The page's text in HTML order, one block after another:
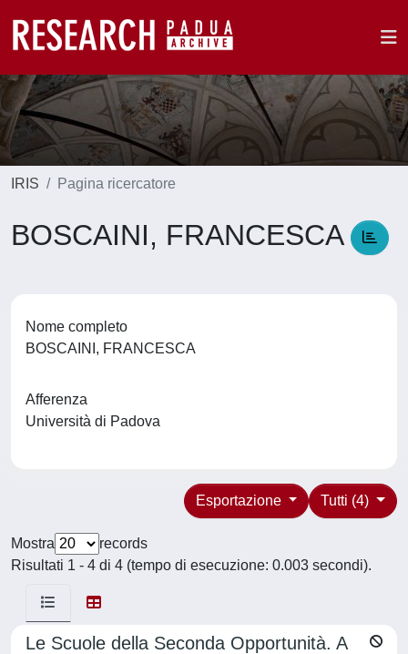
IRIS Pagina ricercatore
BOSCAINI, FRANCESCA
Nome completo
BOSCAINI, FRANCESCA
Afferenza
Università di Padova
Tutti (4)
Esportazione
Mostra
records
Risultati 1 - 4 di 4 (tempo di esecuzione: 0.003 secondi).
Le Scuole della Seconda Opportunità. A